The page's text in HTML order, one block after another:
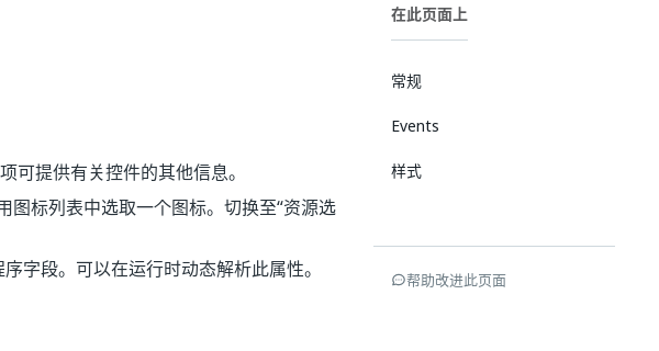
可提供有关控件的其他信息。
图标列表中选取一个图标。切换至“资源选
字段。可以在运行时动态解析此属性。
在此页面上
常规
Events
样式
帮助改进此页面